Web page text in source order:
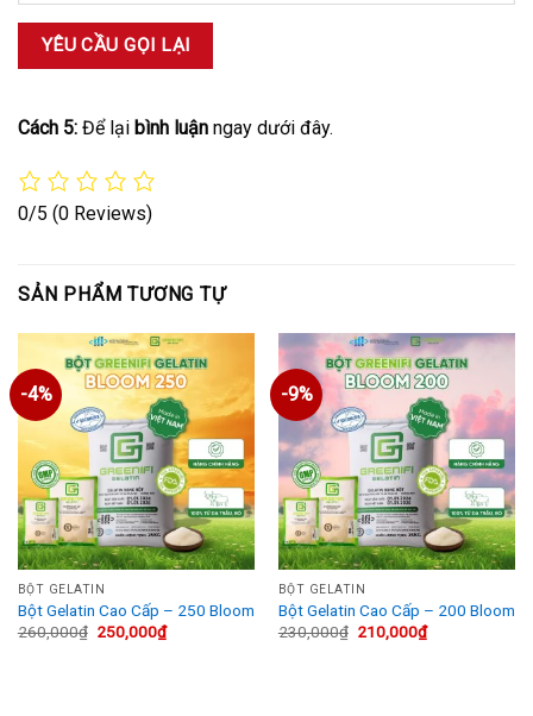
Cách 5: Để lại bình luận ngay dưới đây.
0/5 (0 Reviews)
SẢN PHẨM TƯƠNG TỰ
-4%
BỘT GELATIN
Bột Gelatin Cao Cấp – 250 Bloom
260,000₫ Giá
250,000₫Giá
hiện
-9%
BỘT GELATIN
Bột Gelatin Cao Cấp – 200 Bloom
230,000₫ Giá
210,000₫Giá
hiện